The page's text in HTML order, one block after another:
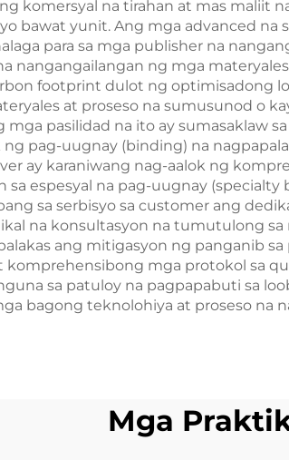
komersyal na tirahan at mas maliit
bawat yunit. Ang mga advanced
para sa mga publisher na
nangangailangan ng mga
footprint dulot ng optimisadong
at proseso na sumusunod o
pasilidad na ito ay sumasaklaw
pag-uugnay (binding) na
ay karaniwang nag-aalok ng
espesyal na pag-uugnay
sa serbisyo sa customer ang
na konsultasyon na tumutulong
ang mitigasyon ng panganib
komprehensibong mga protokol sa
sa patuloy na pagpapabuti sa
bagong teknolohiya at proseso na
Mga